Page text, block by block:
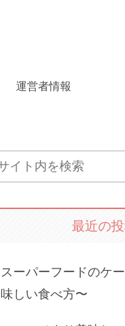
運営者情報
最近の
スーパーフードのケ
味しい食べ方〜